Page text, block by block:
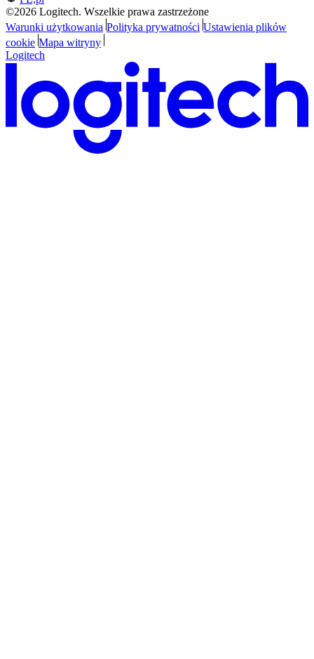
©2026 Logitech. Wszelkie prawa zastrzeżone
Warunki użytkowania Polityka prywatności Ustawienia plików
cookie Mapa witryny
Logitech